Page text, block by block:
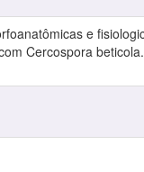
e
Cercospora